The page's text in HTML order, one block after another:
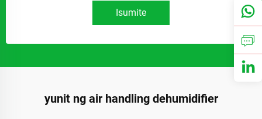
Isumite
yunit ng air handling dehumidifier